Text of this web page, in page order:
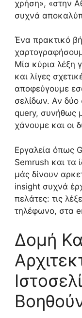
χρήση», «στην
συχνά
Ένα πρακτικό
Μία κύρια λέξη
και λίγες
αποφεύγουμε
σελίδων. Αν δύο
query, συνήθως
χάνουμε και οι
Εργαλεία όπως
Semrush και τα
μάς δίνουν
insight συχνά
πελάτες: τις
τηλέφωνο, στα
Δομή